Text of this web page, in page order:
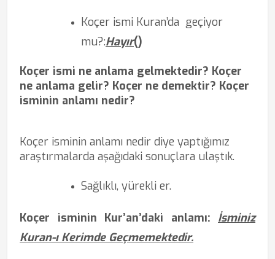
Koçer ismi Kuran’da geçiyor
mu?:Hayır()
Koçer ismi ne anlama gelmektedir? Koçer
ne anlama gelir? Koçer ne demektir? Koçer
isminin anlamı nedir?
Koçer isminin anlamı nedir diye yaptığımız
araştırmalarda aşağıdaki sonuçlara ulaştık.
Sağlıklı, yürekli er.
Koçer isminin Kur’an’daki anlamı: İsminiz
Kuran-ı Kerimde Geçmemektedir.